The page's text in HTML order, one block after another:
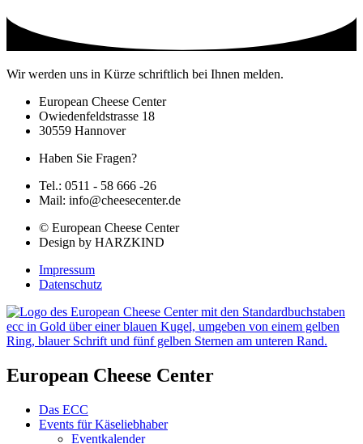
Wir werden uns in Kürze schriftlich bei Ihnen melden.
European Cheese Center
Owiedenfeldstrasse 18
30559 Hannover
Haben Sie Fragen?
Tel.: 0511 - 58 666 -26
Mail: info@cheesecenter.de
© European Cheese Center
Design by HARZKIND
Impressum
Datenschutz
European Cheese Center
Das ECC
Events für Käseliebhaber
Eventkalender